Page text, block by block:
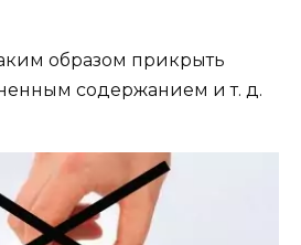
образом прикрыть
содержанием и т. д.